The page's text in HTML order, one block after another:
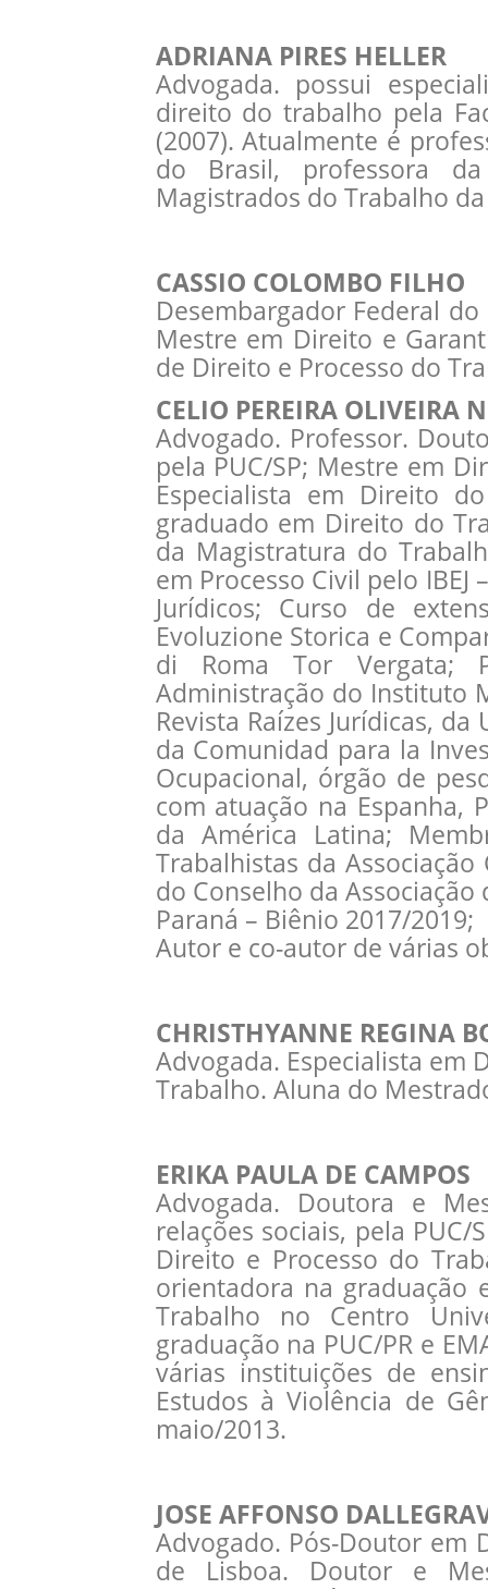
ADRIANA PIRES HELLER
Advogada. possui
direito do trabalho pela
(2007). Atualmente é
do Brasil, professora
Magistrados do Trabalho da
CASSIO COLOMBO FILHO
Desembargador Federal
Mestre em Direito e
de Direito e Processo do
CELIO PEREIRA OLIVEIRA
Advogado. Professor.
pela PUC/SP; Mestre em
Especialista em Direito
graduado em Direito do
da Magistratura do
em Processo Civil pelo
Jurídicos; Curso de
Evoluzione Storica e
di Roma Tor Vergata;
Administração do Instituto
Revista Raízes Jurídicas,
da Comunidad para la
Ocupacional, órgão de
com atuação na Espanha,
da América Latina;
Trabalhistas da
do Conselho da
Paraná – Biênio 2017/2019;
Autor e co-autor de várias
CHRISTHYANNE REGINA
Advogada. Especialista em
Trabalho. Aluna do
ERIKA PAULA DE CAMPOS
Advogada. Doutora e
relações sociais, pela
Direito e Processo do
orientadora na graduação
Trabalho no Centro
graduação na PUC/PR e
várias instituições de
Estudos à Violência de
maio/2013.
JOSE AFFONSO
Advogado. Pós-Doutor em
de Lisboa. Doutor e